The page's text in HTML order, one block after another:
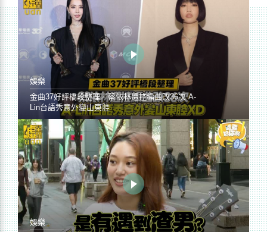
娛樂
金曲37好評橋段整理／蔡依林遭控編曲改36次 A-
Lin台語秀意外變山東腔
娛樂